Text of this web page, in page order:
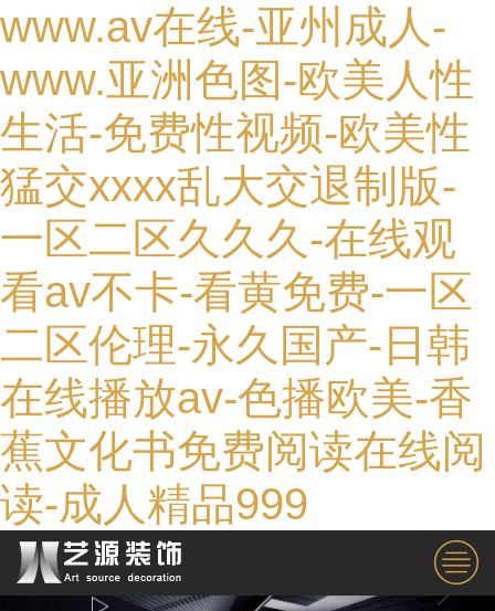
www.av在线-亚州成人-
www.亚洲色图-欧美人性
生活-免费性视频-欧美性
猛交xxxx乱大交退制版-
一区二区久久久-在线观
看av不卡-看黄免费-一区
二区伦理-永久国产-日韩
在线播放av-色播欧美-香
蕉文化书免费阅读在线阅
读-成人精品999